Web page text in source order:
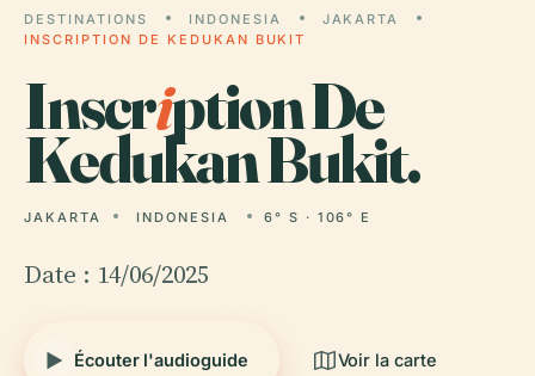
DESTINATIONS INDONESIA
JAKARTA
INSCRIPTION DE KEDUKAN BUKIT
Inscription De
Kedukan Bukit.
JAKARTA INDONESIA 6° S · 106° E
Date : 14/06/2025
Écouter l'audioguide Voir la carte